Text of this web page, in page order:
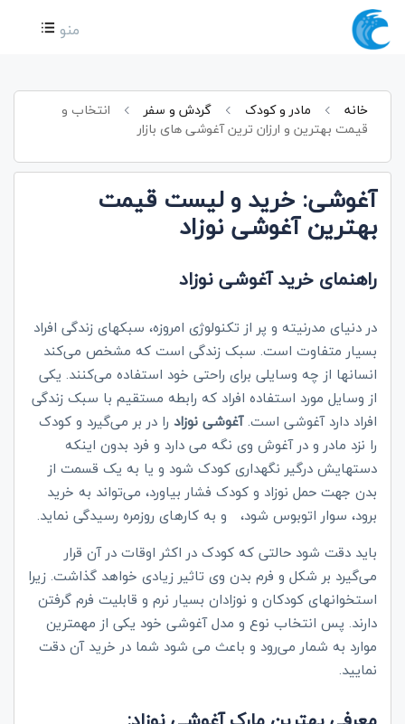
منو
خانه مادر و کودک گردش و سفر
انتخاب و
قیمت بهترین و ارزان ترین آغوشی های بازار
آغوشی: خرید و لیست قیمت
بهترین آغوشی نوزاد
راهنمای خرید آغوشی نوزاد
در دنیای مدرنیته و پر از تکنولوژی امروزه، سبکهای زندگی افراد
بسیار متفاوت است. سبک زندگی است که مشخص می‌کند
انسانها از چه وسایلی برای راحتی خود استفاده می‌کنند. یکی
از وسایل مورد استفاده افراد که رابطه مستقیم با سبک زندگی
افراد دارد آغوشی است.آغوشی نوزاد را در بر می‌گیرد و کودک
را نزد مادر و در آغوش وی نگه می دارد و فرد بدون اینکه
دستهایش درگیر نگهداری کودک شود و یا به یک قسمت از
بدن جهت حمل نوزاد و کودک فشار بیاورد، می‌تواند به خرید
برود، سوار اتوبوس شود، و به کارهای روزمره رسیدگی نماید.
باید دقت شود حالتی که کودک در اکثر اوقات در آن قرار
می‌گیرد بر شکل و فرم بدن وی تاثیر زیادی خواهد گذاشت. زیرا
استخوانهای کودکان و نوزادان بسیار نرم و قابلیت فرم گرفتن
دارند. پس انتخاب نوع و مدل آغوشی خود یکی از مهمترین
موارد به شمار می‌رود و باعث می شود شما در خرید آن دقت
نمایید.